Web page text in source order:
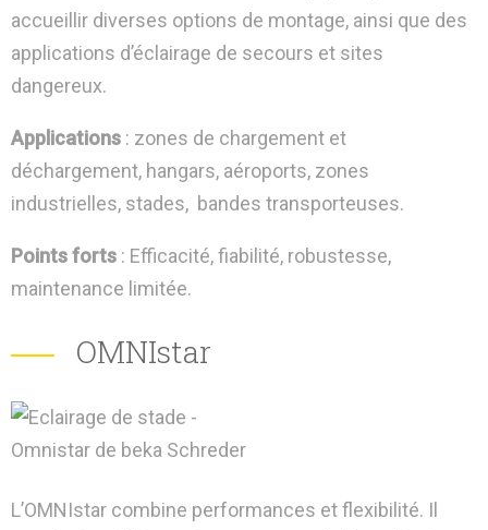
accueillir diverses options de montage, ainsi que des
applications d’éclairage de secours et sites
dangereux.
Applications : zones de chargement et
déchargement, hangars, aéroports, zones
industrielles, stades, bandes transporteuses.
Points forts : Efficacité, fiabilité, robustesse,
maintenance limitée.
OMNIstar
L’OMNIstar combine performances et flexibilité. Il